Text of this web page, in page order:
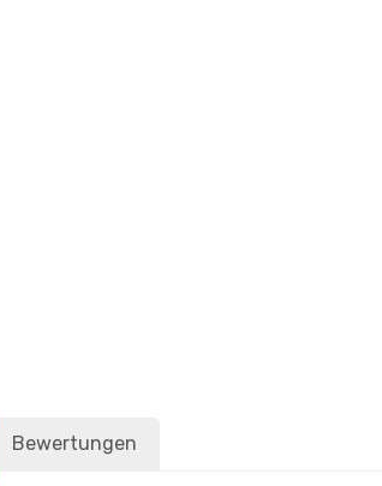
Bewertungen